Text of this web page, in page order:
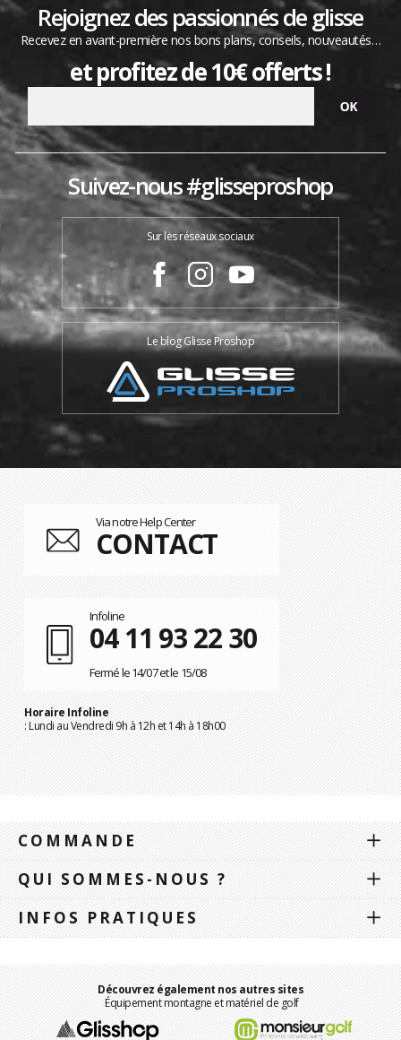
Rejoignez des passionnés de glisse
Recevez en avant-première nos bons plans, conseils, nouveautés…
et profitez de 10€ offerts !
Suivez-nous #glisseproshop
Sur les réseaux sociaux
Le blog Glisse Proshop
Via notre Help Center
CONTACT
Infoline
04 11 93 22 30
Fermé le 14/07 et le 15/08
Horaire Infoline
: Lundi au Vendredi 9h à 12h et 14h à 18h00
COMMANDE
QUI SOMMES-NOUS ?
INFOS PRATIQUES
Découvrez également nos autres sites
Équipement montagne et matériel de golf